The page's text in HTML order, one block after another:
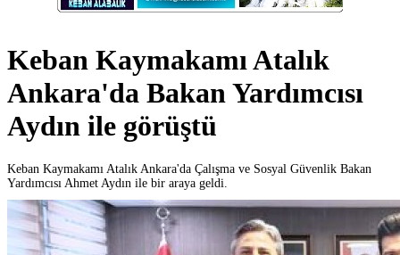
Keban Kaymakamı Atalık
Ankara'da Bakan Yardımcısı
Aydın ile görüştü
Keban Kaymakamı Atalık Ankara'da Çalışma ve Sosyal Güvenlik Bakan
Yardımcısı Ahmet Aydın ile bir araya geldi.